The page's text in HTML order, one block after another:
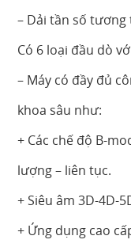
– Dải tần số tương
Có 6 loại đầu dò
– Máy có đầy đủ
khoa sâu như:
+ Các chế độ B-
lượng – liên tục.
+ Siêu âm 3D-4D-
+ Ứng dụng cao